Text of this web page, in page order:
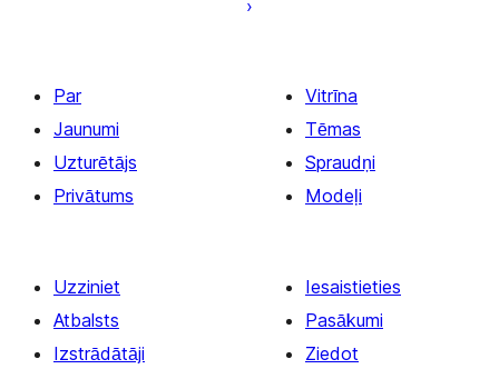
Par
Jaunumi
Uzturētājs
Privātums
Vitrīna
Tēmas
Spraudņi
Modeļi
Uzziniet
Atbalsts
Izstrādātāji
Iesaistieties
Pasākumi
Ziedot